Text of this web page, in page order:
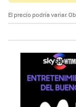
El precio podría variar.